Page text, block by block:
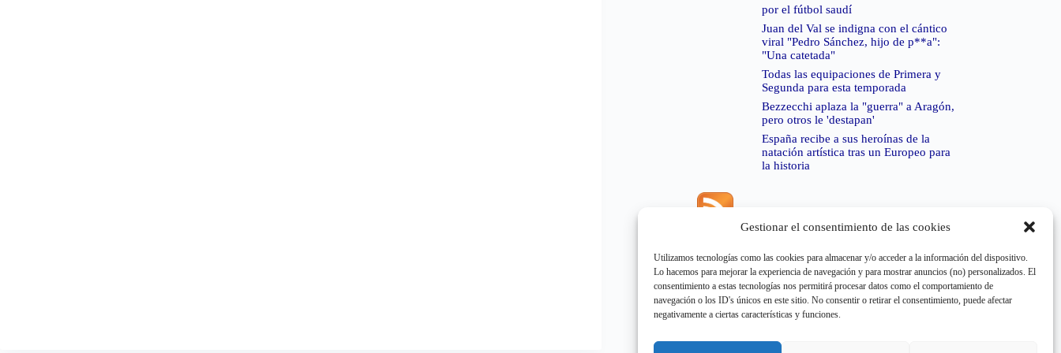
Gestionar el consentimiento de las cookies
Utilizamos tecnologías como las cookies para almacenar y/o acceder a la información del dispositivo.
Lo hacemos para mejorar la experiencia de navegación y para mostrar anuncios (no) personalizados. El
consentimiento a estas tecnologías nos permitirá procesar datos como el comportamiento de
navegación o los ID's únicos en este sitio. No consentir o retirar el consentimiento, puede afectar
negativamente a ciertas características y funciones.
por el fútbol saudí
Juan del Val se indigna con el cántico
viral "Pedro Sánchez, hijo de p**a":
"Una catetada"
Todas las equipaciones de Primera y
Segunda para esta temporada
Bezzecchi aplaza la "guerra" a Aragón,
pero otros le 'destapan'
España recibe a sus heroínas de la
natación artística tras un Europeo para
la historia
Error de RSS:Retrieved unsupported status code
"404"